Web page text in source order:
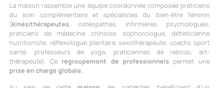
La maison rassemble une équipe coordonnée composée praticiens
du soin complémentaire et spécialistes du bien-être féminin
(kinésithérapeutes, ostéopathes, infirmières, psychologues,
praticiens de médecine chinoise, sophorologue, détieticienne
nutritioniste, réflexologue plantaire, sexothérapeute, coachs sport
santé, professeurs de yoga, praticiennes de rebozo, art-
thérapeute). Ce regroupement de professionnelspermet une
prise en charge globale.